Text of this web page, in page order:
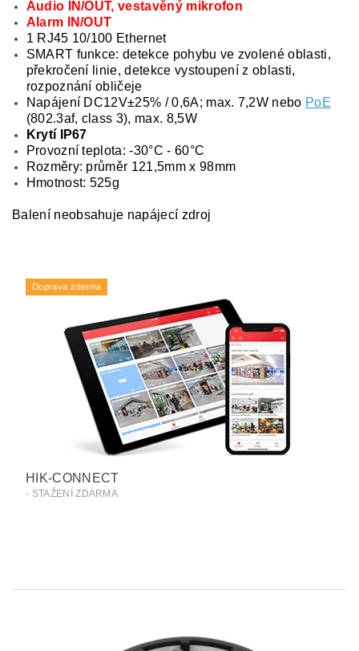
Audio IN/OUT, vestavěný mikrofon
Alarm IN/OUT
1 RJ45 10/100 Ethernet
SMART funkce: detekce pohybu ve zvolené oblasti,
překročení linie, detekce vystoupení z oblasti,
rozpoznání obličeje
Napájení DC12V±25% / 0,6A; max. 7,2W nebo PoE
(802.3af, class 3), max. 8,5W
Krytí IP67
Provozní teplota: -30°C - 60°C
Rozměry: průměr 121,5mm x 98mm
Hmotnost: 525g
Balení neobsahuje napájecí zdroj
Doprava zdarma
HIK-CONNECT
- STAŽENÍ ZDARMA